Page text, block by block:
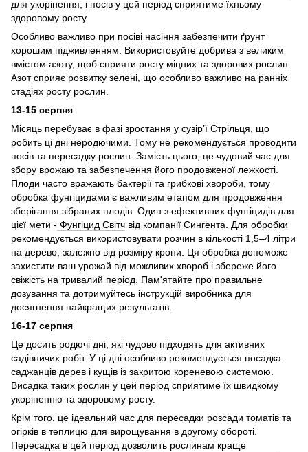
для укорінення, і посів у цей період сприятиме їхньому
здоровому росту.
Особливо важливо при посіві насіння забезпечити ґрунт
хорошим підживленням. Використовуйте добрива з великим
вмістом азоту, щоб сприяти росту міцних та здорових рослин.
Азот сприяє розвитку зелені, що особливо важливо на ранніх
стадіях росту рослин.
13-15 серпня
Місяць перебуває в фазі зростання у сузір’ї Стрільця, що
робить ці дні неродючими. Тому не рекомендується проводити
посів та пересадку рослин. Замість цього, це чудовий час для
збору врожаю та забезпечення його продовженої лежкості.
Плоди часто вражають бактерії та грибкові хвороби, тому
обробка фунгіцидами є важливим етапом для продовження
зберігання зібраних плодів. Один з ефективних фунгіцидів для
цієї мети - Фунгіцид Світч від компанії Сингента. Для обробки
рекомендується використовувати розчин в кількості 1,5–4 літри
на дерево, залежно від розміру крони. Ця обробка допоможе
захистити ваш урожай від можливих хвороб і збереже його
свіжість на тривалий період. Пам'ятайте про правильне
дозування та дотримуйтесь інструкцій виробника для
досягнення найкращих результатів.
16-17 серпня
Це досить родючі дні, які чудово підходять для активних
садівничих робіт. У ці дні особливо рекомендується посадка
саджанців дерев і кущів із закритою кореневою системою.
Висадка таких рослин у цей період сприятиме їх швидкому
укоріненню та здоровому росту.
Крім того, це ідеальний час для пересадки розсади томатів та
огірків в теплицю для вирощування в другому обороті.
Пересадка в цей період дозволить рослинам краще